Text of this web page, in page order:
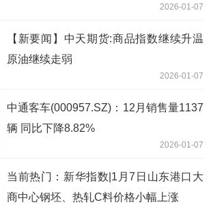
2026-01-07
【新要闻】中天期货:商品指数继续升温
原油继续走弱
2026-01-07
中通客车(000957.SZ)：12月销售量1137
辆 同比下降8.82%
2026-01-07
当前热门：新华指数|1月7日山东港口大
商中心钢坯、热轧C料价格小幅上涨